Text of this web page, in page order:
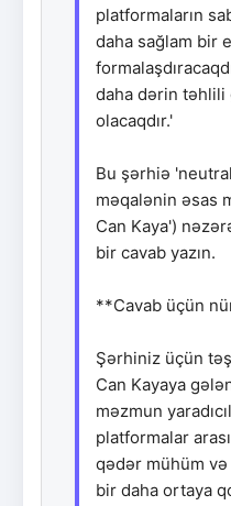
platformaların
daha sağlam bir
daha dərin təhlili
olacaqdır.'
Bu şərhiə
məqalənin əsas
Can Kaya')
bir cavab yazın.
**Cavab üçün
Şərhiniz üçün
Can Kayaya
məzmun
platformalar
qədər mühüm
bir daha ortaya